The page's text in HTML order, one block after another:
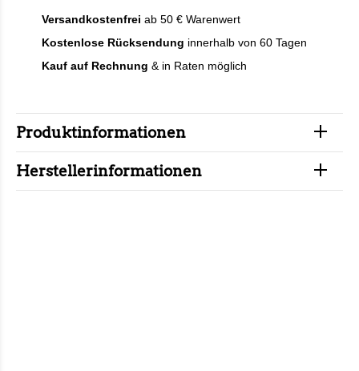
Versandkostenfrei ab 50 € Warenwert
Kostenlose Rücksendung innerhalb von 60 Tagen
Kauf auf Rechnung & in Raten möglich
Produktinformationen
Herstellerinformationen